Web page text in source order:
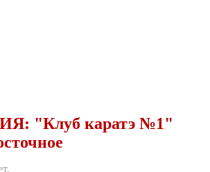
"Клуб каратэ №1"